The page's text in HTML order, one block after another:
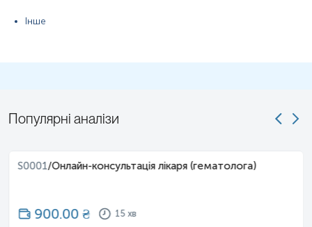
Інше
Популярні аналізи
S0001/Онлайн-консультація лікаря (гематолога)
900.00₴ 15 хв